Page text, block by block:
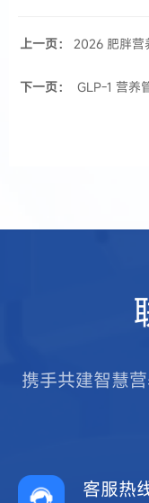
上一页：
2026 肥胖营
下一页：
GLP-1 营养
携手共建智慧
客服热